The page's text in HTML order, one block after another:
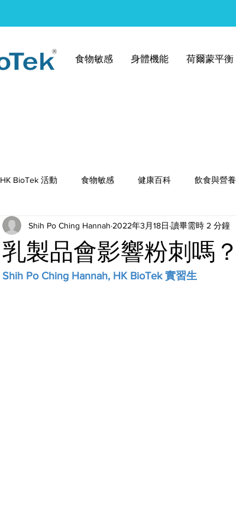
食物敏感 身體機能 荷爾蒙平衡
HK BioTek 活動 食物敏感 健康百科 飲食與營養
乳製品會影響粉刺嗎？
Shih Po Ching Hannah 2022年3月18日 讀畢需時 2 分鐘
Shih Po Ching Hannah, HK BioTek 實習生